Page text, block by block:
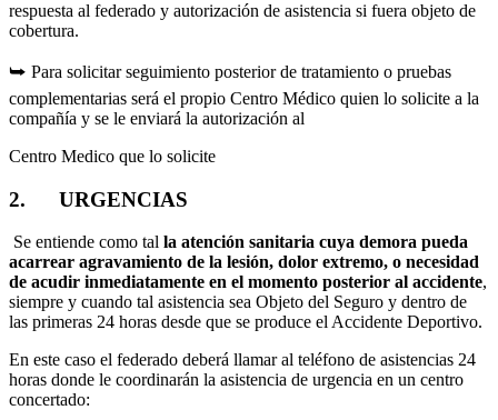
respuesta al federado y autorización de asistencia si fuera objeto de
cobertura.
⮩ Para solicitar seguimiento posterior de tratamiento o pruebas
complementarias será el propio Centro Médico quien lo solicite a la
compañía y se le enviará la autorización al
Centro Medico que lo solicite
2. URGENCIAS
Se entiende como tal la atención sanitaria cuya demora pueda
acarrear agravamiento de la lesión, dolor extremo, o necesidad
de acudir inmediatamente en el momento posterior al accidente,
siempre y cuando tal asistencia sea Objeto del Seguro y dentro de
las primeras 24 horas desde que se produce el Accidente Deportivo.
En este caso el federado deberá llamar al teléfono de asistencias 24
horas donde le coordinarán la asistencia de urgencia en un centro
concertado: